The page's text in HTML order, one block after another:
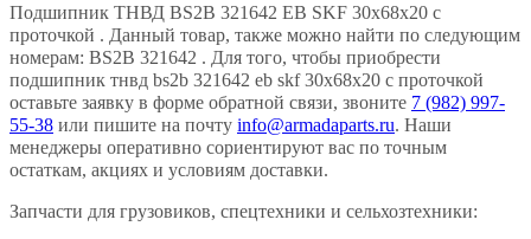
Подшипник ТНВД BS2B 321642 EB SKF 30х68х20 с
проточкой . Данный товар, также можно найти по следующим
номерам: BS2B 321642 . Для того, чтобы приобрести
подшипник тнвд bs2b 321642 eb skf 30х68х20 с проточкой
оставьте заявку в форме обратной связи, звоните 7 (982) 997-
55-38 или пишите на почту info@armadaparts.ru. Наши
менеджеры оперативно сориентируют вас по точным
остаткам, акциях и условиям доставки.
Запчасти для грузовиков, спецтехники и сельхозтехники: